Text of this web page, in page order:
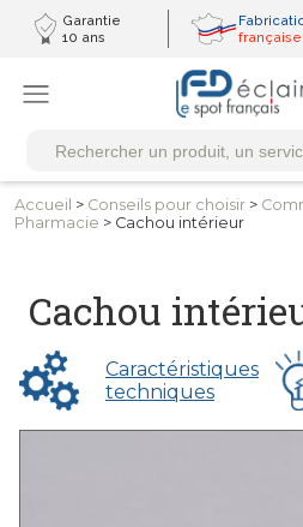
Garantie
10 ans
française
Accueil > Conseils pour choisir >
Pharmacie > Cachou intérieur
Cachou
Caractéristiques
techniques